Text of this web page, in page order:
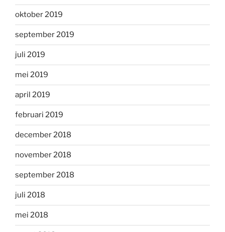
oktober 2019
september 2019
juli 2019
mei 2019
april 2019
februari 2019
december 2018
november 2018
september 2018
juli 2018
mei 2018